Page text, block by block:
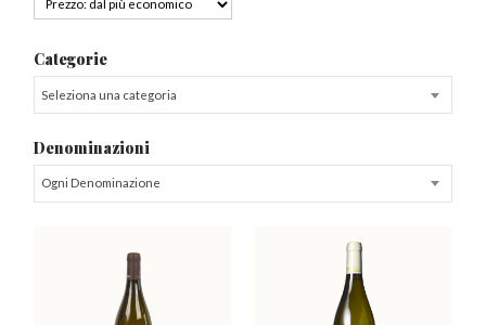
Categorie
Seleziona una categoria
Denominazioni
Ogni Denominazione